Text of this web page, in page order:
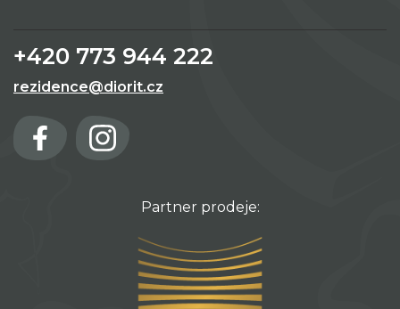
+420 773 944 222
rezidence@diorit.cz
Partner prodeje: